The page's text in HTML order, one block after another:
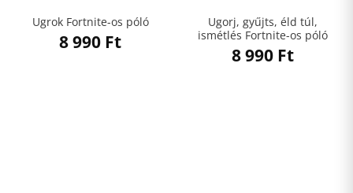
Ugrok Fortnite-os póló
8 990 Ft
Ugorj, gyűjts, éld túl,
ismétlés Fortnite-os póló
8 990 Ft